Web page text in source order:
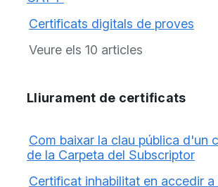
Certificats digitals de proves
Veure els 10 articles
Lliurament de certificats
Com baixar la clau pública d'un
de la Carpeta del Subscriptor
Certificat inhabilitat en accedir a